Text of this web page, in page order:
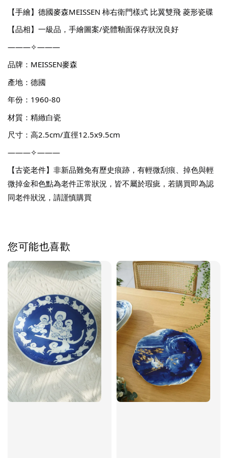
【手繪】德國麥森MEISSEN 柿右衛門樣式 比翼雙飛 菱形瓷碟
【品相】一級品，手繪圖案/瓷體釉面保存狀況良好
———✧———
品牌：MEISSEN麥森
產地：德國
年份：1960-80
材質：精緻白瓷
尺寸：高2.5cm/直徑12.5x9.5cm
———✧———
【古瓷老件】非新品難免有歷史痕跡，有輕微刮痕、掉色與輕
微掉金和色點為老件正常狀況，皆不屬於瑕疵，若購買即為認
同老件狀況，請謹慎購買
您可能也喜歡